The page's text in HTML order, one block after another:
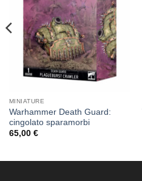
desideri
MINIATURE
Warhammer Death Guard:
cingolato sparamorbi
65,00 €